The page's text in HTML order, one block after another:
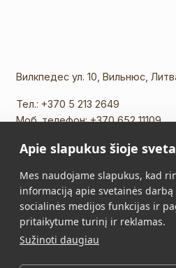
Вилкпедес ул. 10, Вильнюс,
Тел.: +370 5 213 2649
Моб. телефон:+370 652 11109
О нас
Правила Покупки
Apie slapukus šioje
Mes naudojame slapukus, kad
informaciją apie svetainės
socialinės medijos funkcijas ir
pritaikytume turinį ir reklamas.
Sužinoti daugiau